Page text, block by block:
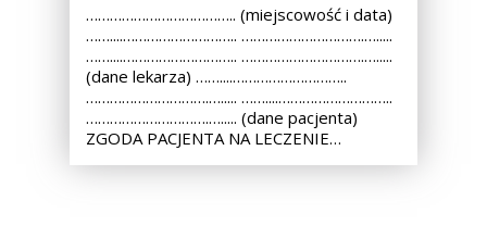
……………………………….. (miejscowość i data)
……....……………………….. ………………………….….....
……....……………………….. ………………………….….....
(dane lekarza) ……....………………………..
………………………….…..... ……....………………………..
………………………….…..... (dane pacjenta)
ZGODA PACJENTA NA LECZENIE…